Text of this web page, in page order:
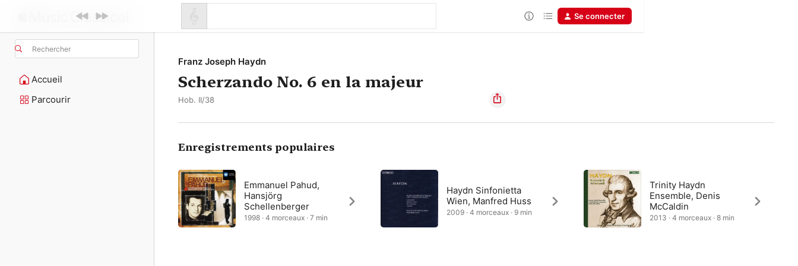
Rechercher
Accueil
Parcourir
Se connecter
Franz Joseph Haydn
Scherzando No. 6 en la majeur
Hob. II/38
Enregistrements populaires
Emmanuel Pahud,
Hansjörg
Schellenberger
1998 · 4 morceaux · 7 min
Haydn Sinfonietta
Wien, Manfred Huss
2009 · 4 morceaux · 9 min
Trinity Haydn
Ensemble, Denis
McCaldin
2013 · 4 morceaux · 8 min